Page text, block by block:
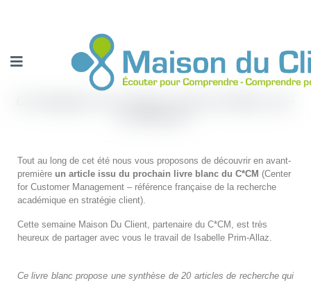
Tout au long de cet été nous vous proposons de découvrir en avant-
première un article issu du prochain livre blanc du C*CM (Center
for Customer Management – référence française de la recherche
académique en stratégie client).
Cette semaine Maison Du Client, partenaire du C*CM, est très
heureux de partager avec vous le travail de Isabelle Prim-Allaz.
Ce livre blanc propose une synthèse de 20 articles de recherche qui